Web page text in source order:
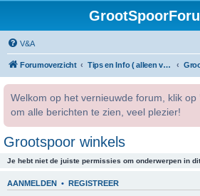
V&A
Forumoverzicht Tips en Info ( alleen voor geregistreerde gebruikers )
Welkom op het vernieuwde forum, klik op
om alle berichten te zien, veel plezier!
Grootspoor winkels
Je hebt niet de juiste permissies om onderwerpen in
AANMELDEN • REGISTREER